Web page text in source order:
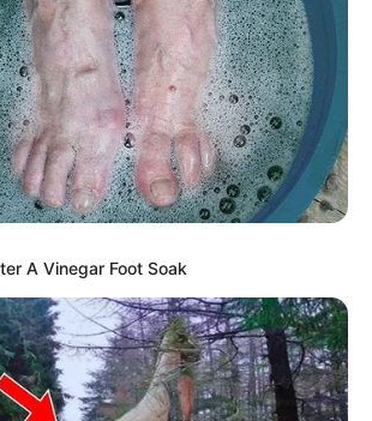
Megan Domani
Salshabilla Adriani
A Vinegar Foot Soak